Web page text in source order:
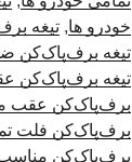
خودرو ها, تیغه
تیغه برف‌پاک‌کن
تیغه برف‌پاک‌کن
برف‌پاک‌کن عقب
برف‌پاک‌کن فلت
برف‌پاک‌کن مناسب